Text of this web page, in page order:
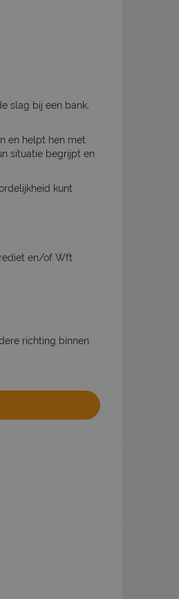
slag bij een bank,
en helpt hen met
situatie begrijpt en
kunt
en/of Wft
richting binnen